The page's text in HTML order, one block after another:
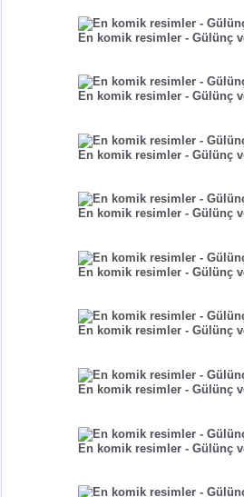
En komik resimler - Gülünç
En komik resimler - Gülünç
En komik resimler - Gülünç
En komik resimler - Gülünç
En komik resimler - Gülünç
En komik resimler - Gülünç
En komik resimler - Gülünç
En komik resimler - Gülünç